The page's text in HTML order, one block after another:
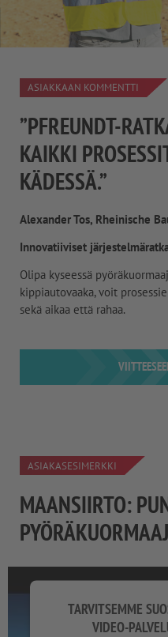
ASIAKKAAN KOMMENTTI
”PFREUNDT-
KAIKKI
KÄDESSÄ.”
Alexander Tos, Rheinische
Innovatiiviset
Olipa kyseessä
kippiautovaaka, voit
sekä aikaa että rahaa.
ASIAKASESIMERKKI
MAANSIIRTO:
TARVITSEMME
VIDEO-